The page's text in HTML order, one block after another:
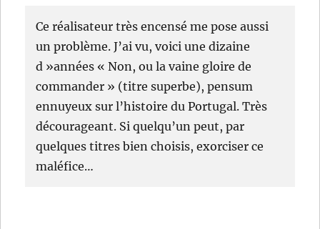
Ce réalisateur très encensé me pose aussi
un problème. J’ai vu, voici une dizaine
d »années « Non, ou la vaine gloire de
commander » (titre superbe), pensum
ennuyeux sur l’histoire du Portugal. Très
décourageant. Si quelqu’un peut, par
quelques titres bien choisis, exorciser ce
maléfice…